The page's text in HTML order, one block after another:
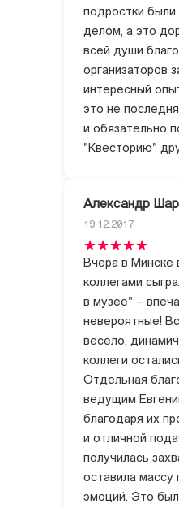
подростки
делом, а это
всей души
организаторов
интересный
это не
и обязательно
"Квесторию"
Александр
19.12.2017
Вчера в Минске
коллегами
в музее" –
невероятные!
весело,
коллеги
Отдельная
ведущим
благодаря их
и отличной
получилась
оставила массу
эмоций. Это